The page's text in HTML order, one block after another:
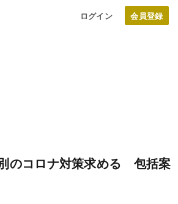
ログイン
のコロナ対策求める 包括案